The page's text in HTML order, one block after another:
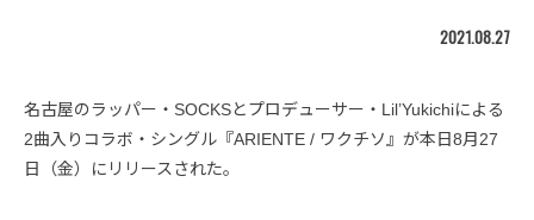
2021.08.27
名古屋のラッパー・SOCKSとプロデューサー・Lil’Yukichiによる
2曲入りコラボ・シングル『ARIENTE / ワクチソ』が本日8月27
日（金）にリリースされた。